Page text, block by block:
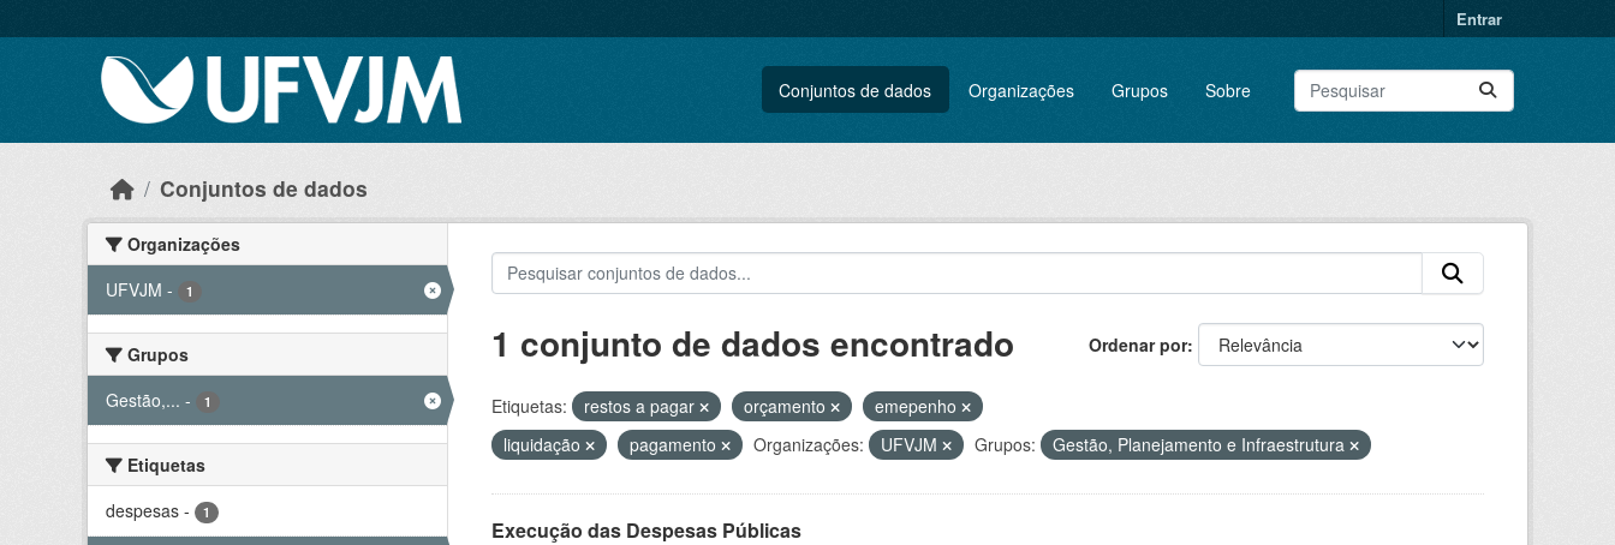
Entrar
Conjuntos de dados Organizações Grupos Sobre
Conjuntos de dados
Organizações
UFVJM - 1
Grupos
Gestão,... - 1
Etiquetas
despesas - 1
Ordenar por
1 conjunto de dados encontrado
Etiquetas: restos a pagar orçamento
emepenho
liquidação
pagamento Organizações: UFVJM Grupos: Gestão, Planejamento e Infraestrutura
Execução das Despesas Públicas